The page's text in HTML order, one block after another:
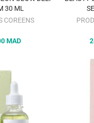
30 ML
COREENS
MAD